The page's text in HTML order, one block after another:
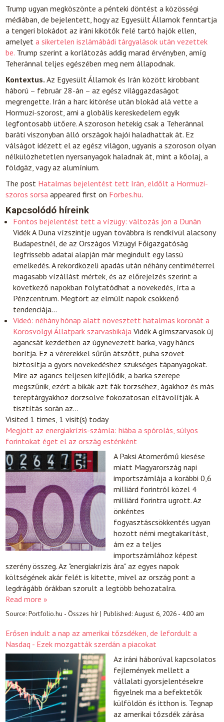
Trump ugyan megköszönte a pénteki döntést a közösségi
médiában, de bejelentett, hogy az Egyesült Államok fenntartja
a tengeri blokádot az iráni kikötők felé tartó hajók ellen,
amelyet a sikertelen iszlámábádi tárgyalások után vezettek
be. Trump szerint a korlátozás addig marad érvényben, amíg
Teheránnal teljes egészében meg nem állapodnak.
Kontextus.Az Egyesült Államok és Irán között kirobbant
háború – február 28-án – az egész világgazdaságot
megrengette. Irán a harc kitörése után blokád alá vette a
Hormuzi-szorost, ami a globális kereskedelem egyik
legfontosabb ütőere. A szoroson hetekig csak a Teheránnal
baráti viszonyban álló országok hajói haladhattak át. Ez
válságot idézett el az egész világon, ugyanis a szoroson olyan
nélkülözhetetlen nyersanyagok haladnak át, mint a kőolaj, a
földgáz, vagy az alumínium.
The post Hatalmas bejelentést tett Irán, eldőlt a Hormuzi-
szoros sorsa appeared first on Forbes.hu.
Kapcsolódó híreink
Fontos bejelentést tett a vízügy: változás jön a Dunán
VidékA Duna vízszintje ugyan továbbra is rendkívül alacsony
Budapestnél, de az Országos Vízügyi Főigazgatóság
legfrissebb adatai alapján már megindult egy lassú
emelkedés. A rekordközeli apadás után néhány centiméterrel
magasabb vízállást mértek, és az előrejelzés szerint a
következő napokban folytatódhat a növekedés, írta a
Pénzcentrum. Megtört az elmúlt napok csökkenő
tendenciája…
Videó: néhány hónap alatt növesztett hatalmas koronát a
Körösvölgyi Állatpark szarvasbikája VidékA gímszarvasok új
agancsát kezdetben az úgynevezett barka, vagy háncs
borítja. Ez a vérerekkel sűrűn átszőtt, puha szövet
biztosítja a gyors növekedéshez szükséges tápanyagokat.
Mire az agancs teljesen kifejlődik, a barka szerepe
megszűnik, ezért a bikák azt fák törzséhez, ágakhoz és más
tereptárgyakhoz dörzsölve fokozatosan eltávolítják. A
tisztítás során az…
Visited 1 times, 1 visit(s) today
Megjött az energiakrízis-számla: hiába a spórolás, súlyos
forintokat éget el az ország esténként
A Paksi Atomerőmű kiesése
miatt Magyarország napi
importszámlája a korábbi 0,6
milliárd forintról közel 4
milliárd forintra ugrott. Az
önkéntes
fogyasztáscsökkentés ugyan
hozott némi megtakarítást,
ám ez a teljes
importszámlához képest
szerény összeg. Az "energiakrízis ára" az egyes napok
költségének akár felét is kitette, mivel az ország pont a
legdrágább órákban szorult a legtöbb behozatalra.
Read more »
Source:Portfolio.hu - Összes hír|Published:August 6, 2026 - 4:00 am
Erősen indult a nap az amerikai tőzsdéken, de lefordult a
Nasdaq - Ezek mozgatták szerdán a piacokat
Az iráni háborúval kapcsolatos
fejlemények mellett a
vállalati gyorsjelentésekre
figyelnek ma a befektetők
külföldön és itthon is. Tegnap
az amerikai tőzsdék zárása